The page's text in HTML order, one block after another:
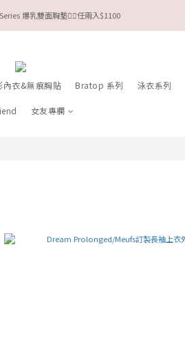
坊 🥳 手做妳獨一無二的Bikini👙
爆乳雙面胸墊❤️‍🔥任兩入$1100
內衣&無痕胸貼 Bratop 系列 泳衣系列
女友專欄